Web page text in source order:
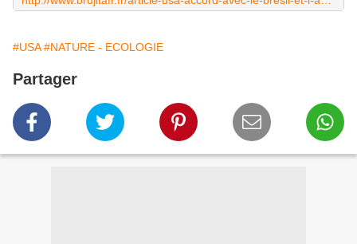
#USA #NATURE - ECOLOGIE
Partager